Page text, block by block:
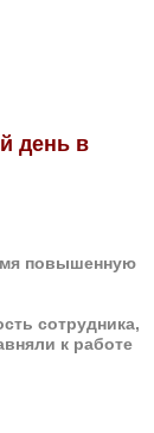
день в
повышенную
сотрудника,
к работе